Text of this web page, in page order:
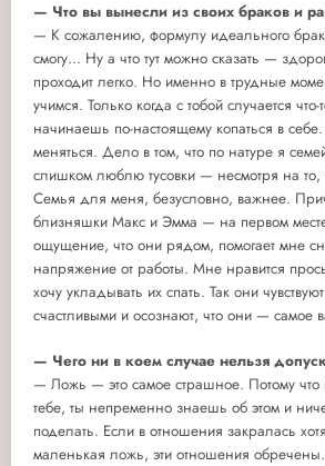
— Что вы вынесли из своих браков и
— К сожалению, формулу идеального
смогу... Ну а что тут можно сказать —
проходит легко. Но именно в трудные
учимся. Только когда с тобой случается
начинаешь по-настоящему копаться в
меняться. Дело в том, что по натуре я
слишком люблю тусовки — несмотря на то,
Семья для меня, безусловно, важнее.
близняшки Макс и Эмма — на первом
ощущение, что они рядом, помогает мне
напряжение от работы. Мне нравится
хочу укладывать их спать. Так они
счастливыми и осознают, что они — самое
— Чего ни в коем случае нельзя
— Ложь — это самое страшное. Потому что
тебе, ты непременно знаешь об этом и
поделать. Если в отношения закралась
маленькая ложь, эти отношения обречены.